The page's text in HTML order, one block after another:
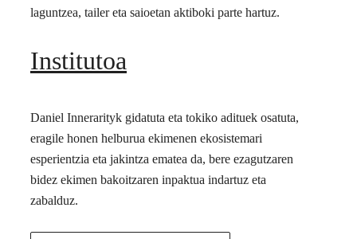
laguntzea, tailer eta saioetan aktiboki parte hartuz.
Institutoa
Daniel Innerarityk gidatuta eta tokiko adituek osatuta,
eragile honen helburua ekimenen ekosistemari
esperientzia eta jakintza ematea da, bere ezagutzaren
bidez ekimen bakoitzaren inpaktua indartuz eta
zabalduz.